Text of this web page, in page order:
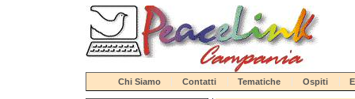
Chi Siamo Contatti Tematiche Ospiti